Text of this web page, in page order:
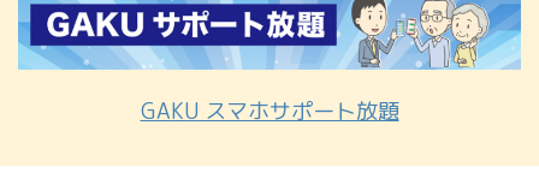
GAKU スマホサポート放題